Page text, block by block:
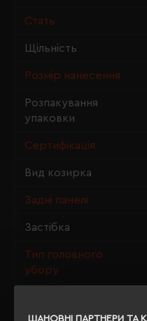
ШАНОВНІ ПАРТНЕРИ ТА
Стать
Щільність
Розмір нанесення
Розпакування
упаковки
Сертифікація
Вид козирка
Задні панелі
Застібка
Тип головного
убору